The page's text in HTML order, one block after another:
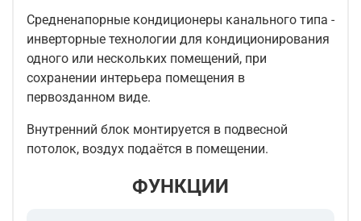
Средненапорные кондиционеры канального типа -
инверторные технологии для кондиционирования
одного или нескольких помещений, при
сохранении интерьера помещения в
первозданном виде.
Внутренний блок монтируется в подвесной
потолок, воздух подаётся в помещении.
ФУНКЦИИ